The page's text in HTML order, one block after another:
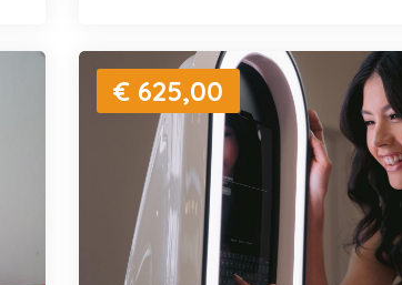
€ 625,00